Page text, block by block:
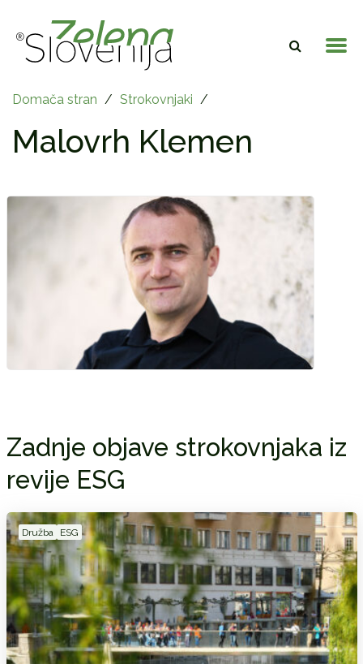
Domača stran / Strokovnjaki /
Malovrh Klemen
Zadnje objave strokovnjaka iz
revije ESG
Družba ESG